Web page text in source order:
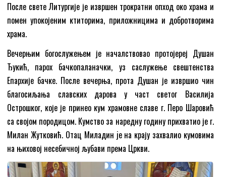
После свете Литургије је извршен трократни опход око храма и
помен упокојеним ктиторима, приложницима и добротворима
храма.
Вечерњим богослужењем је началствовао протојереј Душан
Ђукић, парох бачкопаланачки, уз саслужење свештенства
Епархије бачке. После вечерња, прота Душан је извршио чин
благосиљања славских дарова у част светог Василија
Острошког, које је принео кум храмовне славе г. Перо Шаровић
са својом породицом. Кумство за наредну годину прихватио је г.
Милан Жутковић. Отац Миладин je на крају захвалио кумовима
на њиховој несебичној љубави према Цркви.